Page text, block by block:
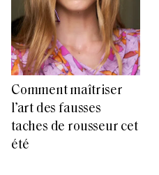
Comment maîtriser
l’art des fausses
taches de rousseur cet
été